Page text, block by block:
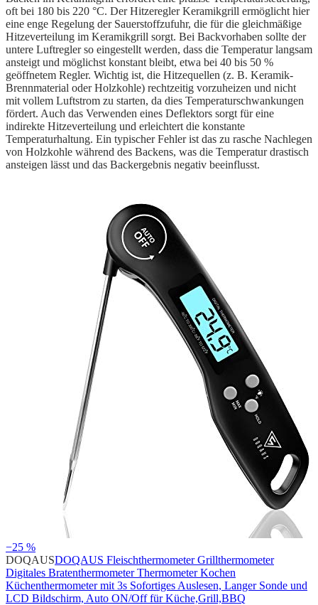
oft bei 180 bis 220 °C. Der Hitzeregler Keramikgrill ermöglicht hier
eine enge Regelung der Sauerstoffzufuhr, die für die gleichmäßige
Hitzeverteilung im Keramikgrill sorgt. Bei Backvorhaben sollte der
untere Luftregler so eingestellt werden, dass die Temperatur langsam
ansteigt und möglichst konstant bleibt, etwa bei 40 bis 50 %
geöffnetem Regler. Wichtig ist, die Hitzequellen (z. B. Keramik-
Brennmaterial oder Holzkohle) rechtzeitig vorzuheizen und nicht
mit vollem Luftstrom zu starten, da dies Temperaturschwankungen
fördert. Auch das Verwenden eines Deflektors sorgt für eine
indirekte Hitzeverteilung und erleichtert die konstante
Temperaturhaltung. Ein typischer Fehler ist das zu rasche Nachlegen
von Holzkohle während des Backens, was die Temperatur drastisch
ansteigen lässt und das Backergebnis negativ beeinflusst.
−25 %
DOQAUSDOQAUS Fleischthermometer Grillthermometer
Digitales Bratenthermometer Thermometer Kochen
Küchenthermometer mit 3s Sofortiges Auslesen, Langer Sonde und
LCD Bildschirm, Auto ON/Off für Küche,Grill,BBQ